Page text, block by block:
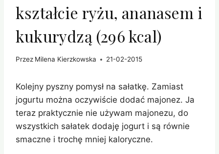
kształcie ryżu, ananasem i
kukurydzą (296 kcal)
Przez Milena Kierzkowska 21-02-2015
Kolejny pyszny pomysł na sałatkę. Zamiast
jogurtu można oczywiście dodać majonez. Ja
teraz praktycznie nie używam majonezu, do
wszystkich sałatek dodaję jogurt i są równie
smaczne i trochę mniej kaloryczne.